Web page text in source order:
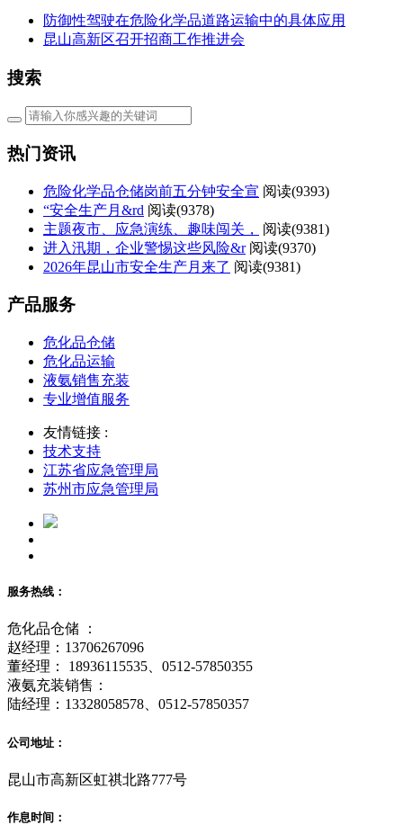
防御性驾驶在危险化学品道路运输中的具体应用
昆山高新区召开招商工作推进会
搜索
热门资讯
危险化学品仓储岗前五分钟安全宣 阅读(9393)
“安全生产月&rd 阅读(9378)
主题夜市、应急演练、趣味闯关，
阅读(9381)
进入汛期，企业警惕这些风险&r 阅读(9370)
2026年昆山市安全生产月来了 阅读(9381)
产品服务
危化品仓储
危化品运输
液氨销售充装
专业增值服务
友情链接 :
技术支持
江苏省应急管理局
苏州市应急管理局
服务热线：
危化品仓储 ：
赵经理：13706267096
董经理： 18936115535、0512-57850355
液氨充装销售：
陆经理：13328058578、0512-57850357
公司地址：
昆山市高新区虹祺北路777号
作息时间：